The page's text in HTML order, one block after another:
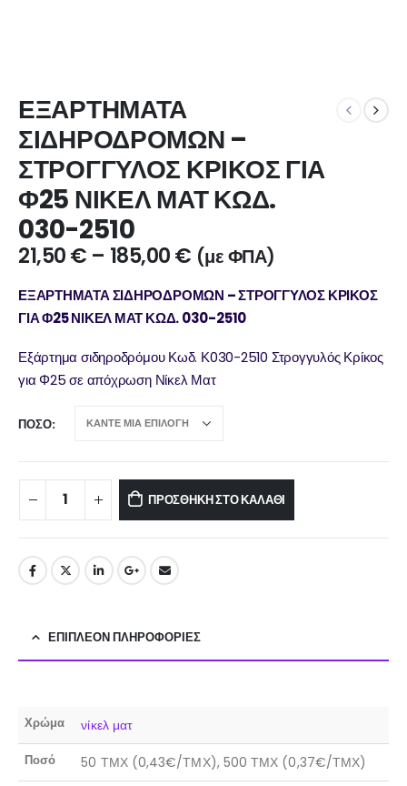
ΕΞΑΡΤΗΜΑΤΑ
ΣΙΔΗΡΟΔΡΟΜΩΝ –
ΣΤΡΟΓΓΥΛΟΣ ΚΡΙΚΟΣ ΓΙΑ
Φ25 ΝΙΚΕΛ ΜΑΤ ΚΩΔ.
030-2510
21,50€ – 185,00€ (με ΦΠΑ)
ΕΞΑΡΤΗΜΑΤΑ ΣΙΔΗΡΟΔΡΟΜΩΝ – ΣΤΡΟΓΓΥΛΟΣ ΚΡΙΚΟΣ
ΓΙΑ Φ25 ΝΙΚΕΛ ΜΑΤ ΚΩΔ. 030-2510
Εξάρτημα σιδηροδρόμου Κωδ. Κ030-2510 Στρογγυλός Κρίκος
για Φ25 σε απόχρωση Νίκελ Ματ
ΠΟΣΌ
ΠΡΟΣΘΉΚΗ ΣΤΟ ΚΑΛΆΘΙ
ΕΠΙΠΛΈΟΝ ΠΛΗΡΟΦΟΡΊΕΣ
Χρώμα νίκελ ματ
Ποσό 50 ΤΜΧ (0,43€/ΤΜΧ), 500 ΤΜΧ (0,37€/ΤΜΧ)